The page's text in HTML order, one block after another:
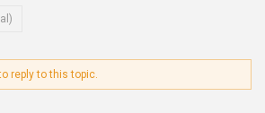
reply to this topic.